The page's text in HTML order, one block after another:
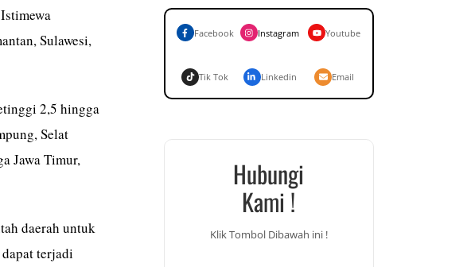
Sulawesi,
2,5 hingga
Selat
Jawa Timur,
daerah untuk
terjadi
Facebook Instagram Youtube
Tik Tok Linkedin Email
Hubungi
Kami !
Klik Tombol Dibawah ini !